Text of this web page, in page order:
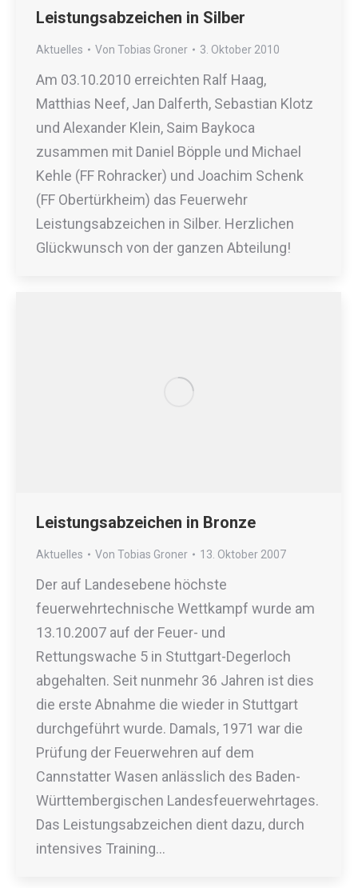
Leistungsabzeichen in Silber
Aktuelles Von Tobias Groner 3. Oktober 2010
Am 03.10.2010 erreichten Ralf Haag,
Matthias Neef, Jan Dalferth, Sebastian Klotz
und Alexander Klein, Saim Baykoca
zusammen mit Daniel Böpple und Michael
Kehle (FF Rohracker) und Joachim Schenk
(FF Obertürkheim) das Feuerwehr
Leistungsabzeichen in Silber. Herzlichen
Glückwunsch von der ganzen Abteilung!
Leistungsabzeichen in Bronze
Aktuelles Von Tobias Groner 13. Oktober 2007
Der auf Landesebene höchste
feuerwehrtechnische Wettkampf wurde am
13.10.2007 auf der Feuer- und
Rettungswache 5 in Stuttgart-Degerloch
abgehalten. Seit nunmehr 36 Jahren ist dies
die erste Abnahme die wieder in Stuttgart
durchgeführt wurde. Damals, 1971 war die
Prüfung der Feuerwehren auf dem
Cannstatter Wasen anlässlich des Baden-
Württembergischen Landesfeuerwehrtages.
Das Leistungsabzeichen dient dazu, durch
intensives Training…